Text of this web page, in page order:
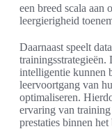
een breed scala aan
leergierigheid
Daarnaast speelt
intelligentie kunnen
leervoortgang van
optimaliseren.
ervaring van
prestaties binnen